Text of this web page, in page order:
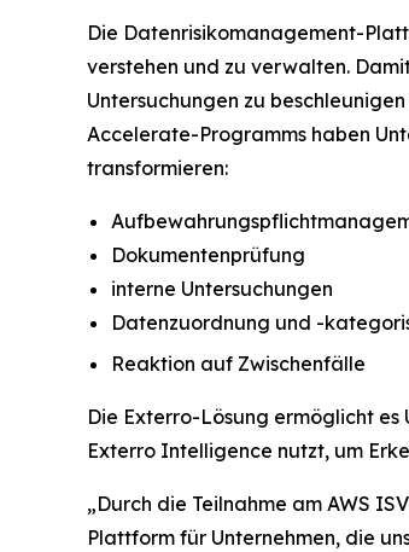
Die Datenrisikomanagement-
verstehen und zu verwalten.
Untersuchungen zu
Accelerate-Programms haben
transformieren:
Dokumentenprüfung
interne Untersuchungen
Datenzuordnung und -
Reaktion auf Zwischenfälle
Die Exterro-Lösung ermöglicht
Exterro Intelligence nutzt, um
„Durch die Teilnahme am AWS
Plattform für Unternehmen, die